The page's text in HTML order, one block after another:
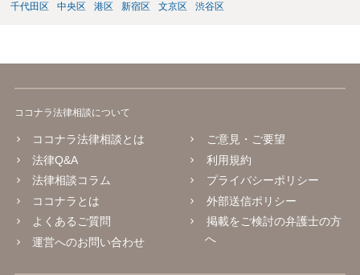
千代田区
中央区 港区 新宿区 文京区 渋谷区
ココナラ法律相談について
ココナラ法律相談とは
法律Q&A
法律相談コラム
ココナラとは
よくあるご質問
運営へのお問い合わせ
ご意見・ご要望
利用規約
プライバシーポリシー
外部送信ポリシー
掲載をご検討の弁護士の方
へ